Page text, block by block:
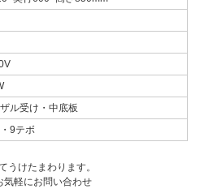
ル受け・中底板
9テボ
けたまわります。
軽にお問い合わせ